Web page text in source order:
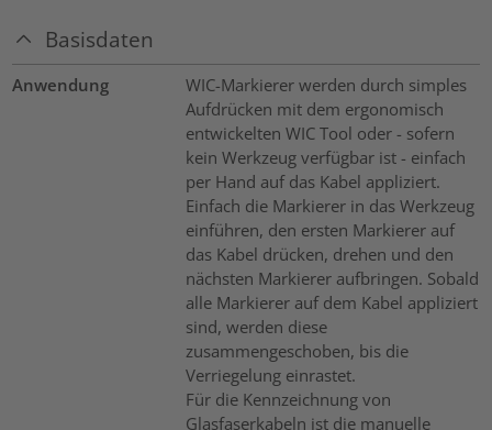
Basisdaten
Anwendung
WIC-Markierer werden durch simples
Aufdrücken mit dem ergonomisch
entwickelten WIC Tool oder - sofern
kein Werkzeug verfügbar ist - einfach
per Hand auf das Kabel appliziert.
Einfach die Markierer in das Werkzeug
einführen, den ersten Markierer auf
das Kabel drücken, drehen und den
nächsten Markierer aufbringen. Sobald
alle Markierer auf dem Kabel appliziert
sind, werden diese
zusammengeschoben, bis die
Verriegelung einrastet.
Für die Kennzeichnung von
Glasfaserkabeln ist die manuelle